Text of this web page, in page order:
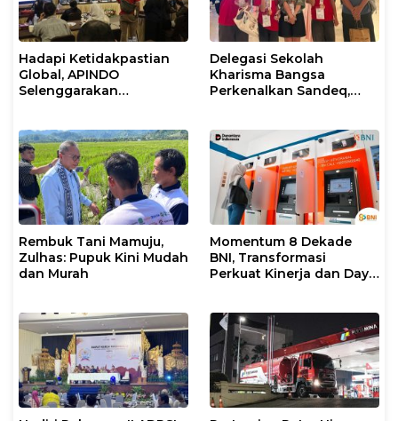
Hadapi Ketidakpastian
Global, APINDO
Selenggarakan
Ketahanan Ekonomi
Nasional
Delegasi Sekolah
Kharisma Bangsa
Perkenalkan Sandeq,
STEAM Olympiad 2026 di
Roma
Rembuk Tani Mamuju,
Zulhas: Pupuk Kini Mudah
dan Murah
Momentum 8 Dekade
BNI, Transformasi
Perkuat Kinerja dan Daya